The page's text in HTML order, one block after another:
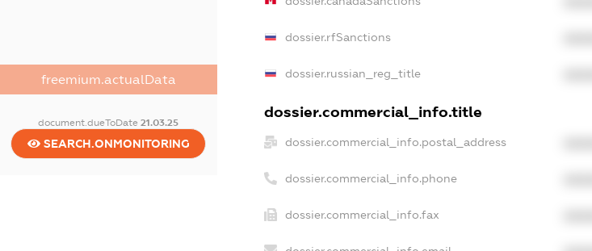
freemium.actualData
document.dueToDate21.03.25
SEARCH.ONMONITORING
dossier.rfSanctions
dossier.russian_reg_title
dossier.commercial_info.title
dossier.commercial_info.postal_address
dossier.commercial_info.phone
dossier.commercial_info.fax